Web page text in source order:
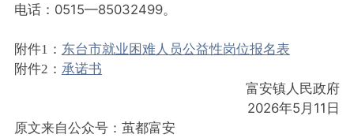
电话：0515—85032499。
附件1： 东台市就业困难人员公益性岗位报名表
附件2： 承诺书
富安镇人民政府
2026年5月11日
原文来自公众号：茧都富安